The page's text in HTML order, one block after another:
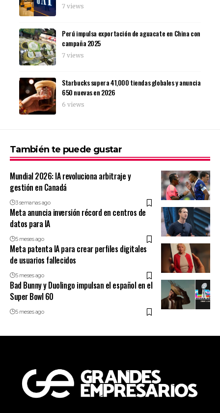
7 views
Perú impulsa exportación de aguacate en China con
campaña 2025
7 views
Starbucks supera 41,000 tiendas globales y anuncia
650 nuevas en 2026
6 views
También te puede gustar
Mundial 2026: IA revoluciona arbitraje y
gestión en Canadá
3 semanas ago
Meta anuncia inversión récord en centros de
datos para IA
5 meses ago
Meta patenta IA para crear perfiles digitales
de usuarios fallecidos
5 meses ago
Bad Bunny y Duolingo impulsan el español en el
Super Bowl 60
5 meses ago